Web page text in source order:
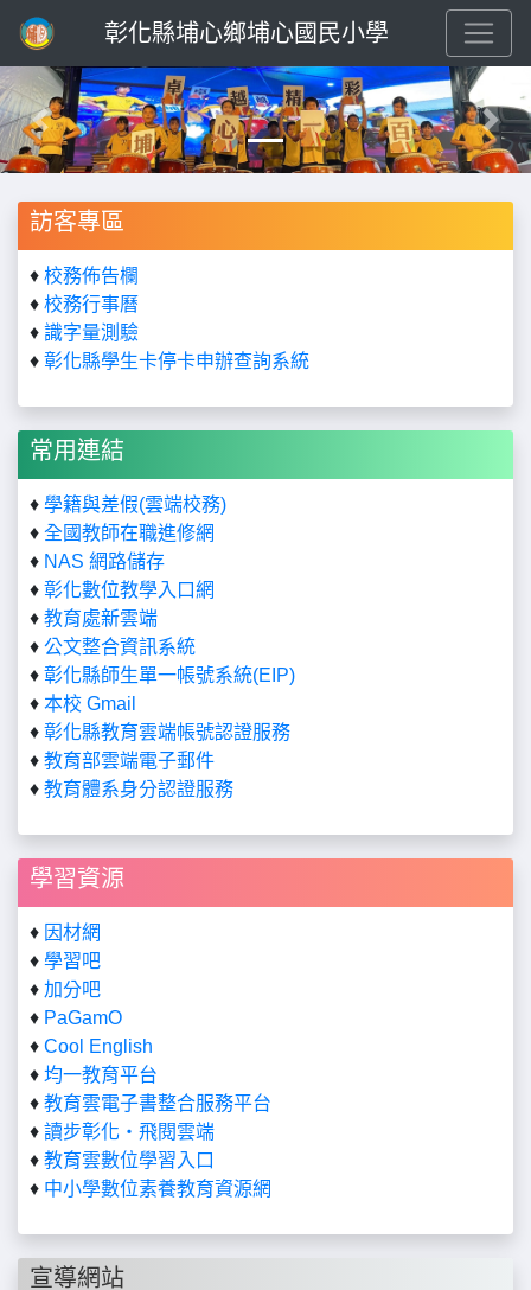
彰化縣埔心鄉埔心國民小學
Previous Next
訪客專區
♦ 校務佈告欄
♦ 校務行事曆
♦ 識字量測驗
♦ 彰化縣學生卡停卡申辦查詢系統
常用連結
♦ 學籍與差假(雲端校務)
♦ 全國教師在職進修網
♦ NAS 網路儲存
♦ 彰化數位教學入口網
♦ 教育處新雲端
♦ 公文整合資訊系統
♦ 彰化縣師生單一帳號系統(EIP)
♦ 本校 Gmail
♦ 彰化縣教育雲端帳號認證服務
♦ 教育部雲端電子郵件
♦ 教育體系身分認證服務
學習資源
♦ 因材網
♦ 學習吧
♦ 加分吧
♦ PaGamO
♦ Cool English
♦ 均一教育平台
♦ 教育雲電子書整合服務平台
♦ 讀步彰化‧飛閱雲端
♦ 教育雲數位學習入口
♦ 中小學數位素養教育資源網
宣導網站